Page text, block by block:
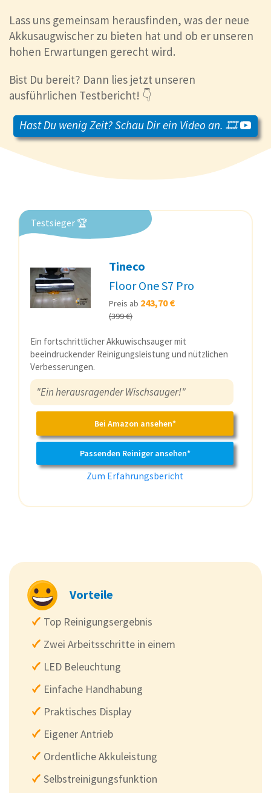
Lass uns gemeinsam herausfinden, was der neue
Akkusaugwischer zu bieten hat und ob er unseren
hohen Erwartungen gerecht wird.
Bist Du bereit? Dann lies jetzt unseren
ausführlichen Testbericht! 👇
Hast Du wenig Zeit? Schau Dir ein Video an. 🎞️
Testsieger 🏆
Tineco
Floor One S7 Pro
Preis ab 243,70 €
(399 €)
Ein fortschrittlicher Akkuwischsauger mit
beeindruckender Reinigungsleistung und nützlichen
Verbesserungen.
"Ein herausragender Wischsauger!"
Bei Amazon ansehen*
Passenden Reiniger ansehen*
Zum Erfahrungsbericht
Vorteile
Top Reinigungsergebnis
Zwei Arbeitsschritte in einem
LED Beleuchtung
Einfache Handhabung
Praktisches Display
Eigener Antrieb
Ordentliche Akkuleistung
Selbstreinigungsfunktion